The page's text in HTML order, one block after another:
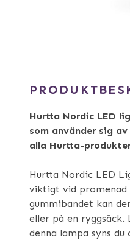
Hurtta Nordic LED
som använder sig
alla Hurtta-
Hurtta Nordic LED
viktigt vid promenad
gummibandet kan
eller på en ryggsäck.
denna lampa syns